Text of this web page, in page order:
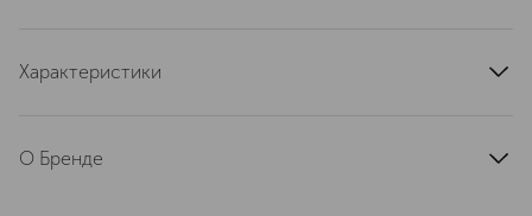
Характеристики
артикул
О Бренде